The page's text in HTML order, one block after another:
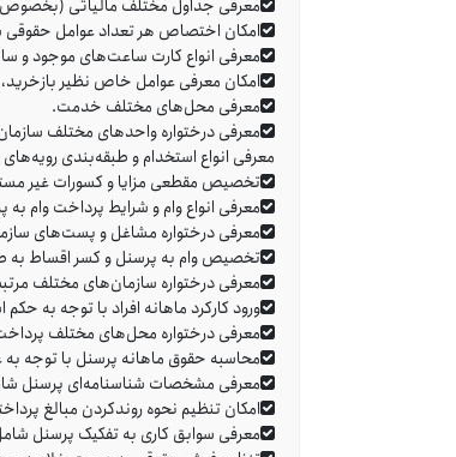
معرفی جداول مختلف مالیاتی (بخصوص ماده 131) به فرم دلخواه و منطبق با
امکان اختصاص هر تعداد عوامل حقوقی
معرفی انواع کارت ساعت‌های موجود و
امکان معرفی عوامل خاص نظیر
معرفی محل‌های مختلف خدمت.
معرفی درختواره واحدهای مختلف
معرفی انواع استخدام و طبقه‌بندی
تخصیص مقطعی مزایا و کسورات غیر
معرفی انواع وام و شرایط پرداخت وام به
معرفی درختواره مشاغل و پست‌های
تخصیص وام به پرسنل و کسر اقساط به
معرفی درختواره سازمان‌های مختلف
ورود کارکرد ماهانه افراد با توجه به
معرفی درختواره محل‌های مختلف
محاسبه حقوق ماهانه پرسنل با توجه به
معرفی مشخصات شناسنامه‌ای پرسنل شامل
امکان تنظیم نحوه روندکردن مبالغ
معرفی سوابق کاری به تفکیک پرسنل